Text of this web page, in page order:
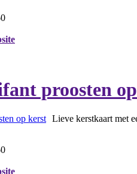
proosten
Lieve kerstkaart met